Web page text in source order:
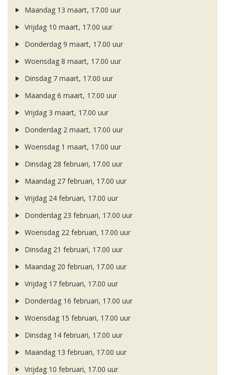
Maandag 13 maart, 17.00 uur
Vrijdag 10 maart, 17.00 uur
Donderdag 9 maart, 17.00 uur
Woensdag 8 maart, 17.00 uur
Dinsdag 7 maart, 17.00 uur
Maandag 6 maart, 17.00 uur
Vrijdag 3 maart, 17.00 uur
Donderdag 2 maart, 17.00 uur
Woensdag 1 maart, 17.00 uur
Dinsdag 28 februari, 17.00 uur
Maandag 27 februari, 17.00 uur
Vrijdag 24 februari, 17.00 uur
Donderdag 23 februari, 17.00 uur
Woensdag 22 februari, 17.00 uur
Dinsdag 21 februari, 17.00 uur
Maandag 20 februari, 17.00 uur
Vrijdag 17 februari, 17.00 uur
Donderdag 16 februari, 17.00 uur
Woensdag 15 februari, 17.00 uur
Dinsdag 14 februari, 17.00 uur
Maandag 13 februari, 17.00 uur
Vrijdag 10 februari, 17.00 uur